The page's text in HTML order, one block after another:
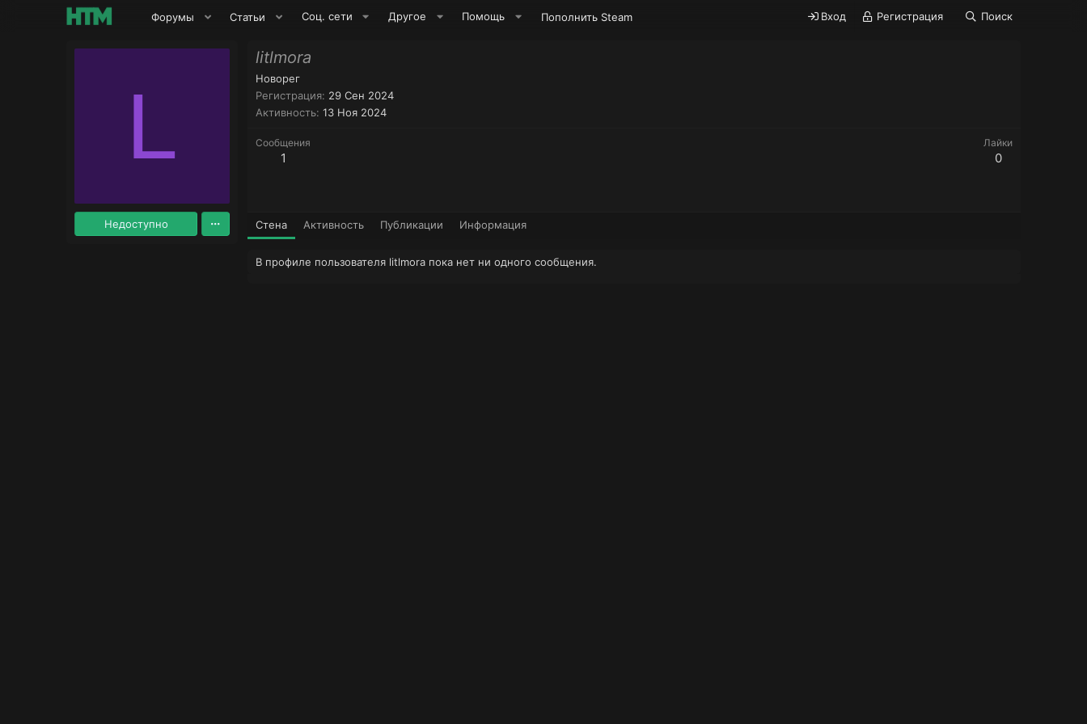
Форумы Статьи Соц. сети Другое Помощь Пополнить Steam Вход Регистрация Поиск
L
Недоступно
litlmora
Новорег
Регистрация 29 Сен 2024
Активность 13 Ноя 2024
Сообщения
1
Лайки
0
Стена Активность Публикации Информация
В профиле пользователя litlmora пока нет ни одного сообщения.